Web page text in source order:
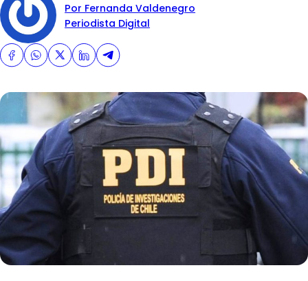
Por Fernanda Valdenegro
Periodista Digital